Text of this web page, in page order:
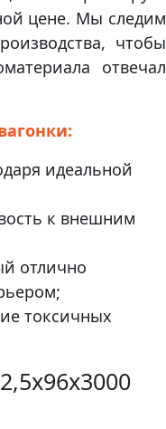
цене. Мы следим
чтобы
отвечал
идеальной
к внешним
отлично
токсичных